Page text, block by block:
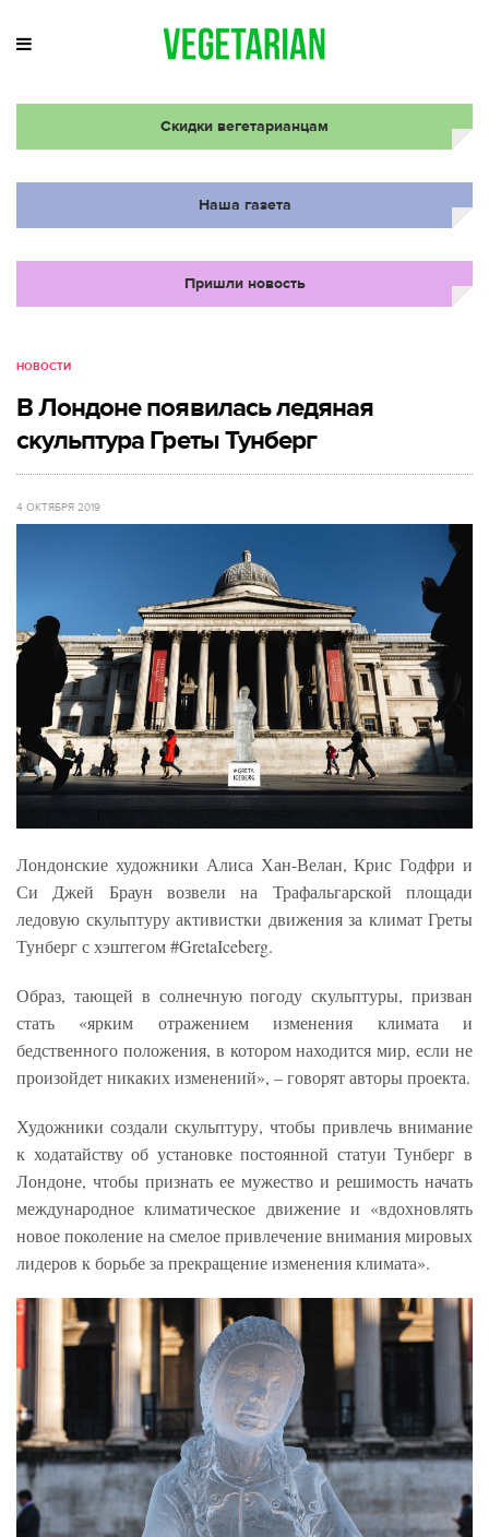
Скидки вегетарианцам
Наша газета
Пришли новость
НОВОСТИ
В Лондоне появилась ледяная
скульптура Греты Тунберг
4 ОКТЯБРЯ 2019
Лондонские художники Алиса Хан-Велан, Крис Годфри и
Си Джей Браун возвели на Трафальгарской площади
ледовую скульптуру активистки движения за климат Греты
Тунберг с хэштегом #GretaIceberg.
Образ, тающей в солнечную погоду скульптуры, призван
стать «ярким отражением изменения климата и
бедственного положения, в котором находится мир, если не
произойдет никаких изменений», – говорят авторы проекта.
Художники создали скульптуру, чтобы привлечь внимание
к ходатайству об установке постоянной статуи Тунберг в
Лондоне, чтобы признать ее мужество и решимость начать
международное климатическое движение и «вдохновлять
новое поколение на смелое привлечение внимания мировых
лидеров к борьбе за прекращение изменения климата».